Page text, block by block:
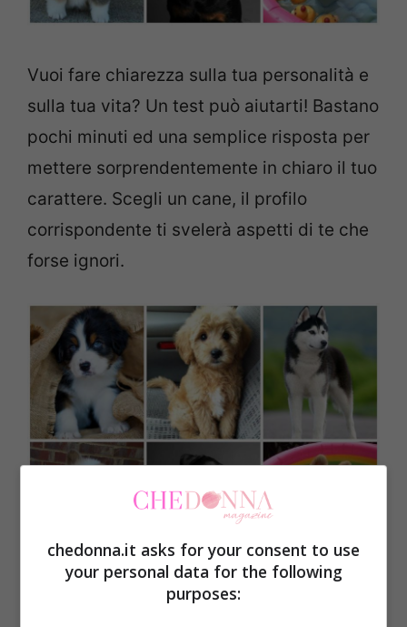
Vuoi fare chiarezza sulla tua personalità e
sulla tua vita? Un test può aiutarti! Bastano
pochi minuti ed una semplice risposta per
mettere sorprendentemente in chiaro il tuo
carattere. Scegli un cane, il profilo
corrispondente ti svelerà aspetti di te che
forse ignori.
Test: dimmi che cane scegli,
chedonna.it asks for your consent to use
your personal data for the following
purposes: